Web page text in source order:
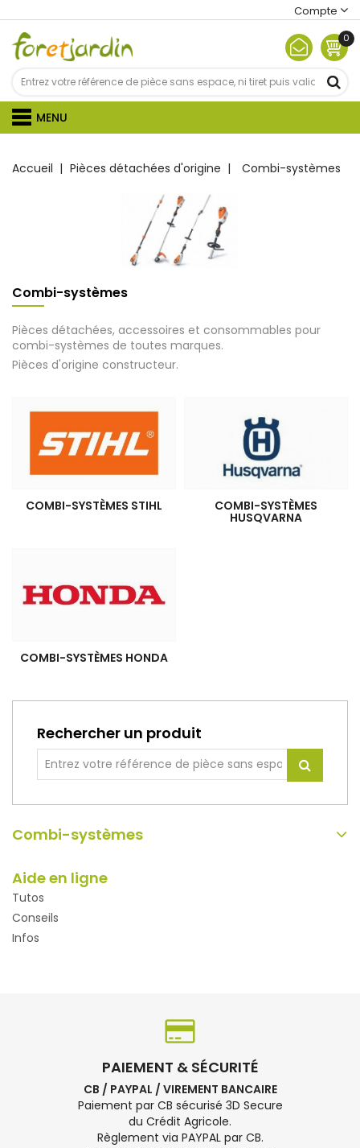
Compte
0
MENU
Accueil Pièces détachées d'origine Combi-systèmes
Combi-systèmes
Pièces détachées, accessoires et consommables pour
combi-systèmes de toutes marques.
Pièces d'origine constructeur.
COMBI-SYSTÈMES STIHL COMBI-SYSTÈMES
HUSQVARNA
COMBI-SYSTÈMES HONDA
Rechercher un produit
Combi-systèmes
Aide en ligne
Tutos
Conseils
Infos
PAIEMENT & SÉCURITÉ
CB / PAYPAL / VIREMENT BANCAIRE
Paiement par CB sécurisé 3D Secure
du Crédit Agricole.
Règlement via PAYPAL par CB.